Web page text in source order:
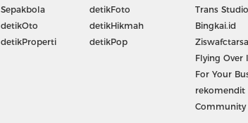
Sepakbola
detikOto
detikProperti
detikFoto
detikHikmah
detikPop
Trans Studio
Bingkai.id
Flying Over
For Your
rekomendit
Community